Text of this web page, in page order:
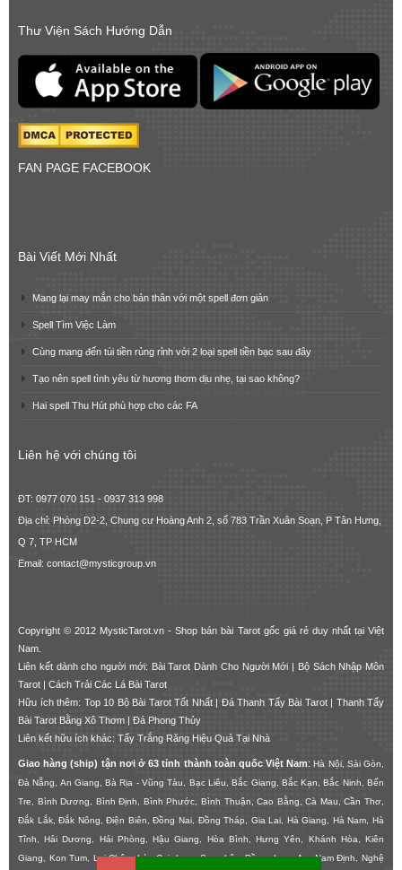
Thư Viện Sách Hướng Dẫn
FAN PAGE FACEBOOK
Bài Viết Mới Nhất
Mang lại may mắn cho bản thân với một spell đơn giản
Spell Tìm Việc Làm
Cùng mang đến túi tiền rủng rỉnh với 2 loại spell tiền bạc sau đây
Tạo nên spell tình yêu từ hương thơm dịu nhẹ, tại sao không?
Hai spell Thu Hút phù hợp cho các FA
Liên hệ với chúng tôi
ĐT: 0977 070 151 - 0937 313 998
Địa chỉ: Phòng D2-2, Chung cư Hoàng Anh 2, số 783 Trần Xuân Soạn, P Tân Hưng,
Q 7, TP HCM
Email: contact@mysticgroup.vn
Copyright © 2012 MysticTarot.vn -Shop bán bài Tarot gốc giá rẻduy nhất tại Việt
Nam.
Liên kết dành cho người mới: Bài Tarot Dành Cho Người Mới
Bộ Sách Nhập Môn
Tarot
Cách Trải Các Lá Bài Tarot
Hữu ích thêm: Top 10 Bộ Bài Tarot Tốt Nhất| Đá Thanh Tẩy Bài Tarot| Thanh Tẩy
Bài Tarot Bằng Xô Thơm
Đá Phong Thủy
Liên kết hữu ích khác: Tẩy Trắng Răng Hiệu Quả Tại Nhà
Giao hàng (ship) tận nơi ở 63 tỉnh thành toàn quốc Việt Nam:Hà Nội, Sài Gòn,
Đà Nẵng, An Giang, Bà Rịa - Vũng Tàu, Bạc Liêu, Bắc Giang, Bắc Kạn, Bắc Ninh, Bến
Tre, Bình Dương, Bình Định, Bình Phước, Bình Thuận, Cao Bằng, Cà Mau, Cần Thơ,
Đắk Lắk, Đắk Nông, Điện Biên, Đồng Nai, Đồng Tháp, Gia Lai, Hà Giang, Hà Nam, Hà
Tĩnh, Hải Dương, Hải Phòng, Hậu Giang, Hòa Bình, Hưng Yên, Khánh Hòa, Kiên
Giang, Kon Tum, Lai Châu, Lào Cai, Lạng Sơn, Lâm Đồng, Long An, Nam Định, Nghệ